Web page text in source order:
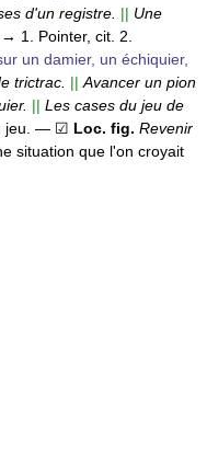
d'un registre. || Une
→ 1. Pointer, cit. 2.
un damier, un échiquier,
trictrac. || Avancer un pion
|| Les cases du jeu de
— ☑ Loc. fig. Revenir
situation que l'on croyait